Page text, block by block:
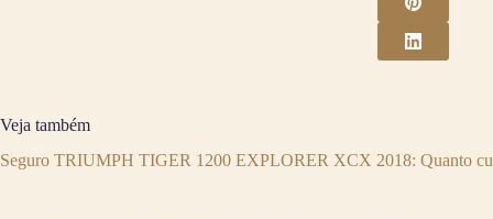
Veja também
Seguro TRIUMPH TIGER 1200 EXPLORER XCX 2018: Quanto